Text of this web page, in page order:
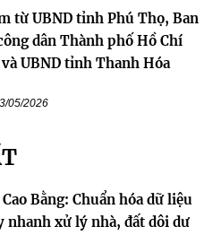
từ UBND tỉnh Phú Thọ, Ban
dân Thành phố Hồ Chí
UBND tỉnh Thanh Hóa
05/2026
Bằng: Chuẩn hóa dữ liệu
nhanh xử lý nhà, đất dôi dư